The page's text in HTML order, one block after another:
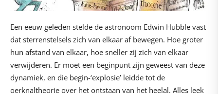
Een eeuw geleden stelde de astronoom Edwin Hubble vast
dat sterrenstelsels zich van elkaar af bewegen. Hoe groter
hun afstand van elkaar, hoe sneller zij zich van elkaar
verwijderen. Er moet een beginpunt zijn geweest van deze
dynamiek, en die begin-‘explosie’ leidde tot de
oerknaltheorie over het ontstaan van het heelal. Alles leek